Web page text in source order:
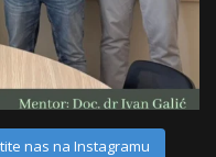
nas na Instagramu